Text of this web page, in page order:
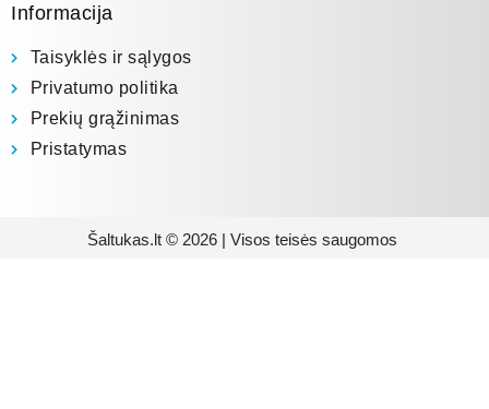
Informacija
Taisyklės ir sąlygos
Privatumo politika
Prekių grąžinimas
Pristatymas
Šaltukas.lt © 2026 | Visos teisės saugomos